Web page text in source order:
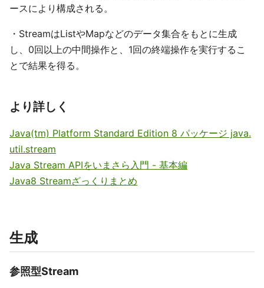
ースにより構成される。
・StreamはListやMapなどのデータ集合をもとに生成
し、0回以上の中間操作と、1回の終端操作を実行するこ
とで結果を得る。
より詳しく
Java(tm) Platform Standard Edition 8 パッケージ java.
util.stream
Java Stream APIをいまさら入門 - 基本編
Java8 Streamざっくりまとめ
生成
参照型Stream